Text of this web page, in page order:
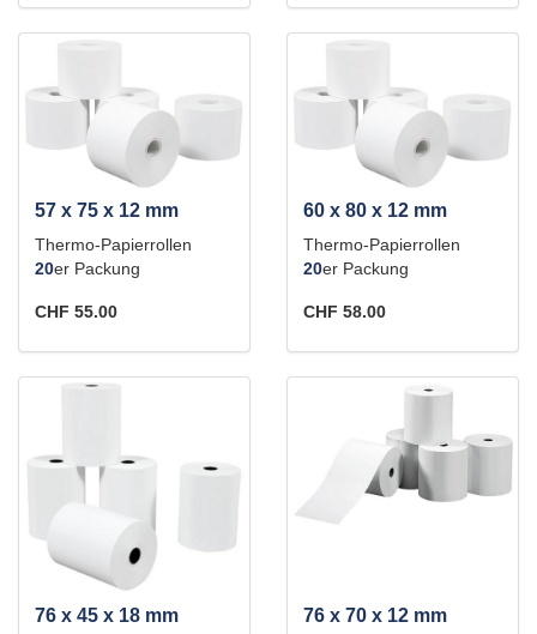
57 x 75 x 12 mm
Thermo-Papierrollen
20er Packung
CHF 55.00
60 x 80 x 12 mm
Thermo-Papierrollen
20er Packung
CHF 58.00
76 x 45 x 18 mm 76 x 70 x 12 mm